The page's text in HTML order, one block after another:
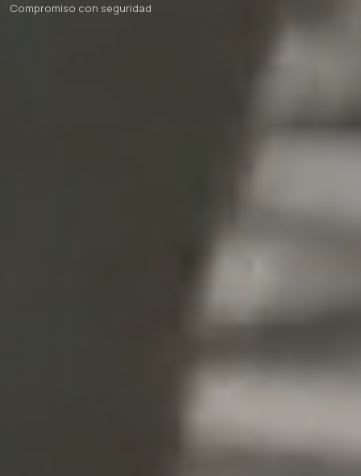
Compromiso con seguridad